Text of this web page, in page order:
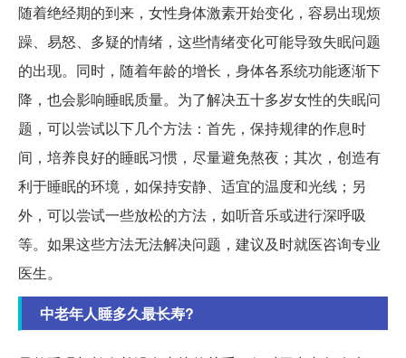
随着绝经期的到来，女性身体激素开始变化，容易出现烦
躁、易怒、多疑的情绪，这些情绪变化可能导致失眠问题
的出现。同时，随着年龄的增长，身体各系统功能逐渐下
降，也会影响睡眠质量。为了解决五十多岁女性的失眠问
题，可以尝试以下几个方法：首先，保持规律的作息时
间，培养良好的睡眠习惯，尽量避免熬夜；其次，创造有
利于睡眠的环境，如保持安静、适宜的温度和光线；另
外，可以尝试一些放松的方法，如听音乐或进行深呼吸
等。如果这些方法无法解决问题，建议及时就医咨询专业
医生。
中老年人睡多久最长寿?